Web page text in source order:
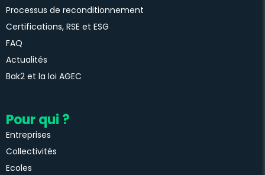
Processus de reconditionnement
Certifications, RSE et ESG
FAQ
Actualités
Bak2 et la loi AGEC
Pour qui ?
Entreprises
Collectivités
Ecoles